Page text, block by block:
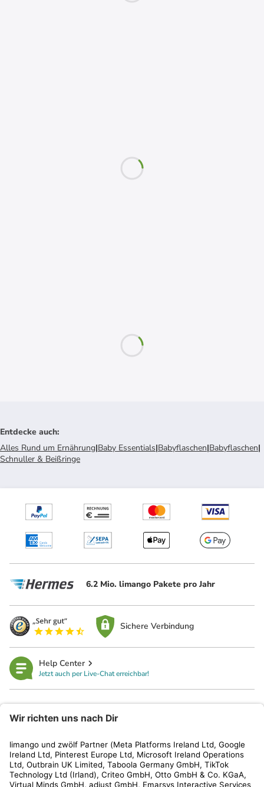
Entdecke auch:
Alles Rund um Ernährung|Baby Essentials|Babyflaschen|Babyflaschen|
Schnuller & Beißringe
6.2 Mio. limango Pakete pro Jahr
Sichere Verbindung
Help Center
Jetzt auch per Live-Chat erreichbar!
Kundenservice